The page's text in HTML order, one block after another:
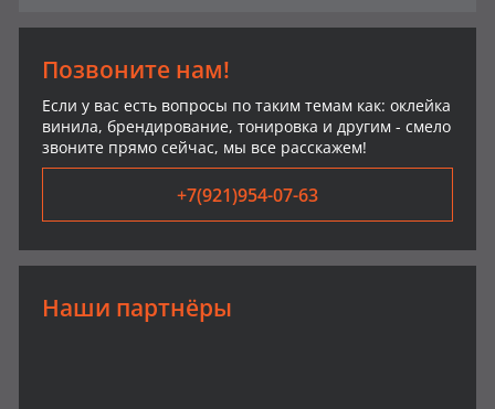
Позвоните нам!
Если у вас есть вопросы по таким темам как: оклейка
винила, брендирование, тонировка и другим - смело
звоните прямо сейчас, мы все расскажем!
+7(921)954-07-63
Наши партнёры